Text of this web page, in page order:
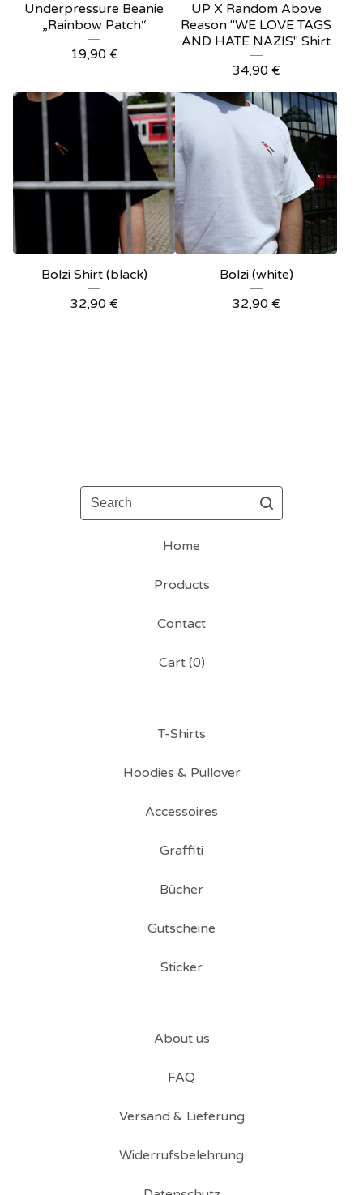
Underpressure Beanie
„Rainbow Patch“
19,90 €
UP X Random Above
Reason "WE LOVE TAGS
AND HATE NAZIS" Shirt
34,90 €
Bolzi Shirt (black)
32,90 €
Bolzi (white)
32,90 €
Search
Home
Products
Contact
Cart (0)
T-Shirts
Hoodies & Pullover
Accessoires
Graffiti
Bücher
Gutscheine
Sticker
About us
FAQ
Versand & Lieferung
Widerrufsbelehrung